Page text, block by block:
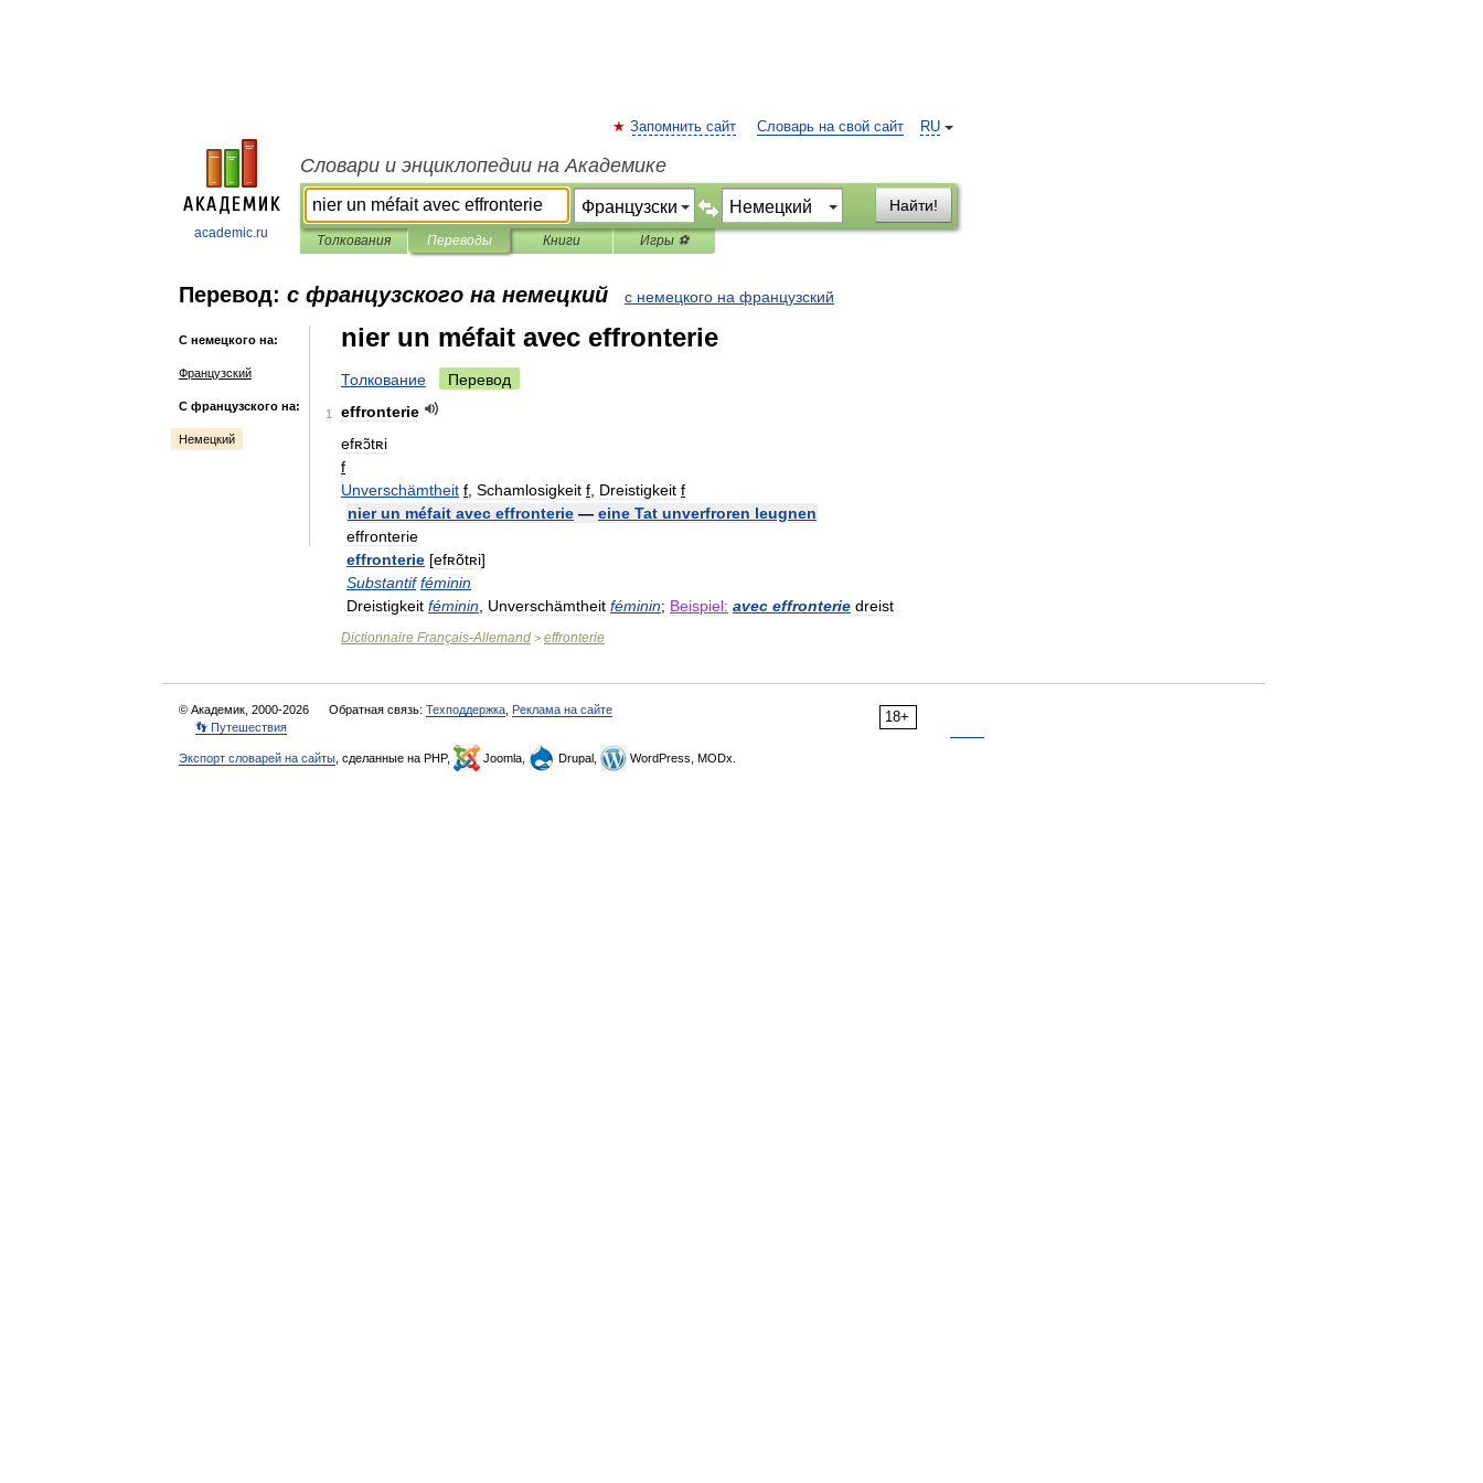
academic.ru
RU
Запомнить сайт Словарь на свой сайт
Словари и энциклопедии на Академике
Найти!
Толкования Переводы Книги Игры ⚽
Перевод: с французского на немецкий с немецкого на французский
С немецкого на:
Французский
С французского на:
Немецкий
nier un méfait avec effronterie
Толкование Перевод
1
effronterie
efʀɔ̃tʀi
f
Unverschämtheit f Schamlosigkeit f Dreistigkeit f
nier un méfait avec effronterie — eine Tat unverfroren leugnen
effronterie
effronterie [efʀõtʀi]
Substantif féminin
Dreistigkeit féminin Unverschämtheit féminin; Beispiel: avec effronterie dreist
Dictionnaire Français-Allemand > effronterie
18+
© Академик, 2000-2026 Обратная связь: Техподдержка Реклама на сайте
👣 Путешествия
Экспорт словарей на сайты , сделанные на PHP, Joomla, Drupal, WordPress, MODx.